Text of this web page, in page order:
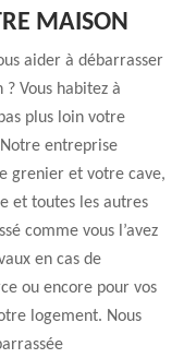
MAISON
aider à débarrasser
Vous habitez à
plus loin votre
entreprise
grenier et votre cave,
et toutes les autres
comme vous l’avez
en cas de
ou encore pour vos
logement. Nous